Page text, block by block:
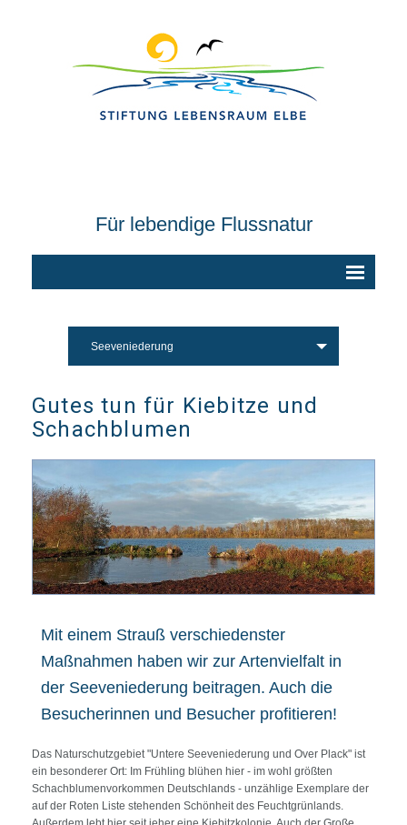
Für lebendige Flussnatur
Seeveniederung
Gutes tun für Kiebitze und
Schachblumen
Mit einem Strauß verschiedenster
Maßnahmen haben wir zur Artenvielfalt in
der Seeveniederung beitragen. Auch die
Besucherinnen und Besucher profitieren!
Das Naturschutzgebiet "Untere Seeveniederung und Over Plack" ist
ein besonderer Ort: Im Frühling blühen hier - im wohl größten
Schachblumenvorkommen Deutschlands - unzählige Exemplare der
auf der Roten Liste stehenden Schönheit des Feuchtgrünlands.